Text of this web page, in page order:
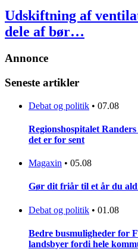
Udskiftning af
dele af bør…
Annonce
Seneste artikler
Debat og politik • 07.08
Regionshospitalet
det er for sent
Magaxin • 05.08
Gør dit friår til et år du
Debat og politik • 01.08
Bedre busmuligheder for
landsbyer fordi hele